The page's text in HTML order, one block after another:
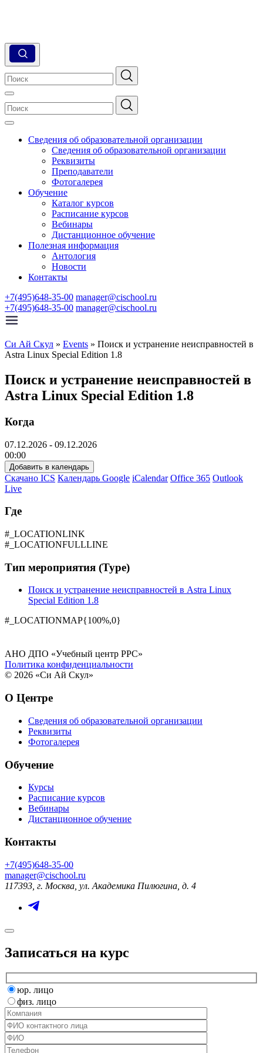
Сведения об образовательной организации
Сведения об образовательной организации
Реквизиты
Преподаватели
Фотогалерея
Обучение
Каталог курсов
Расписание курсов
Вебинары
Дистанционное обучение
Полезная информация
Антология
Новости
Контакты
+7(495)648-35-00 manager@cischool.ru
+7(495)648-35-00 manager@cischool.ru
Си Ай Скул » Events » Поиск и устранение неисправностей в
Astra Linux Special Edition 1.8
Поиск и устранение неисправностей в
Astra Linux Special Edition 1.8
Когда
07.12.2026 - 09.12.2026
00:00
Добавить в календарь
Скачано ICS Календарь Google iCalendar Office 365 Outlook
Live
Где
#_LOCATIONLINK
#_LOCATIONFULLLINE
Тип мероприятия (Type)
Поиск и устранение неисправностей в Astra Linux
Special Edition 1.8
#_LOCATIONMAP{100%,0}
АНО ДПО «Учебный центр РРС»
Политика конфиденциальности
© 2026 «Си Ай Скул»
О Центре
Сведения об образовательной организации
Реквизиты
Фотогалерея
Обучение
Курсы
Расписание курсов
Вебинары
Дистанционное обучение
Контакты
+7(495)648-35-00
manager@cischool.ru
117393, г. Москва, ул. Академика Пилюгина, д. 4
Записаться на курс
юр. лицо
физ. лицо